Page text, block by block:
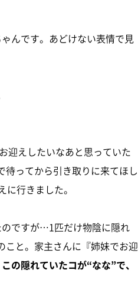
んです。あどけない表情で見
迎えしたいなあと思っていた
待ってから引き取りに来てほし
行きました。
ですが…1匹だけ物陰に隠れ
こと。家主さんに『姉妹でお迎
この隠れていたコが“なな”で、